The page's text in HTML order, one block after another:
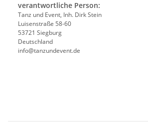
verantwortliche Person:
Tanz und Event, Inh. Dirk Stein
Luisenstraße 58-60
53721 Siegburg
Deutschland
info@tanzundevent.de